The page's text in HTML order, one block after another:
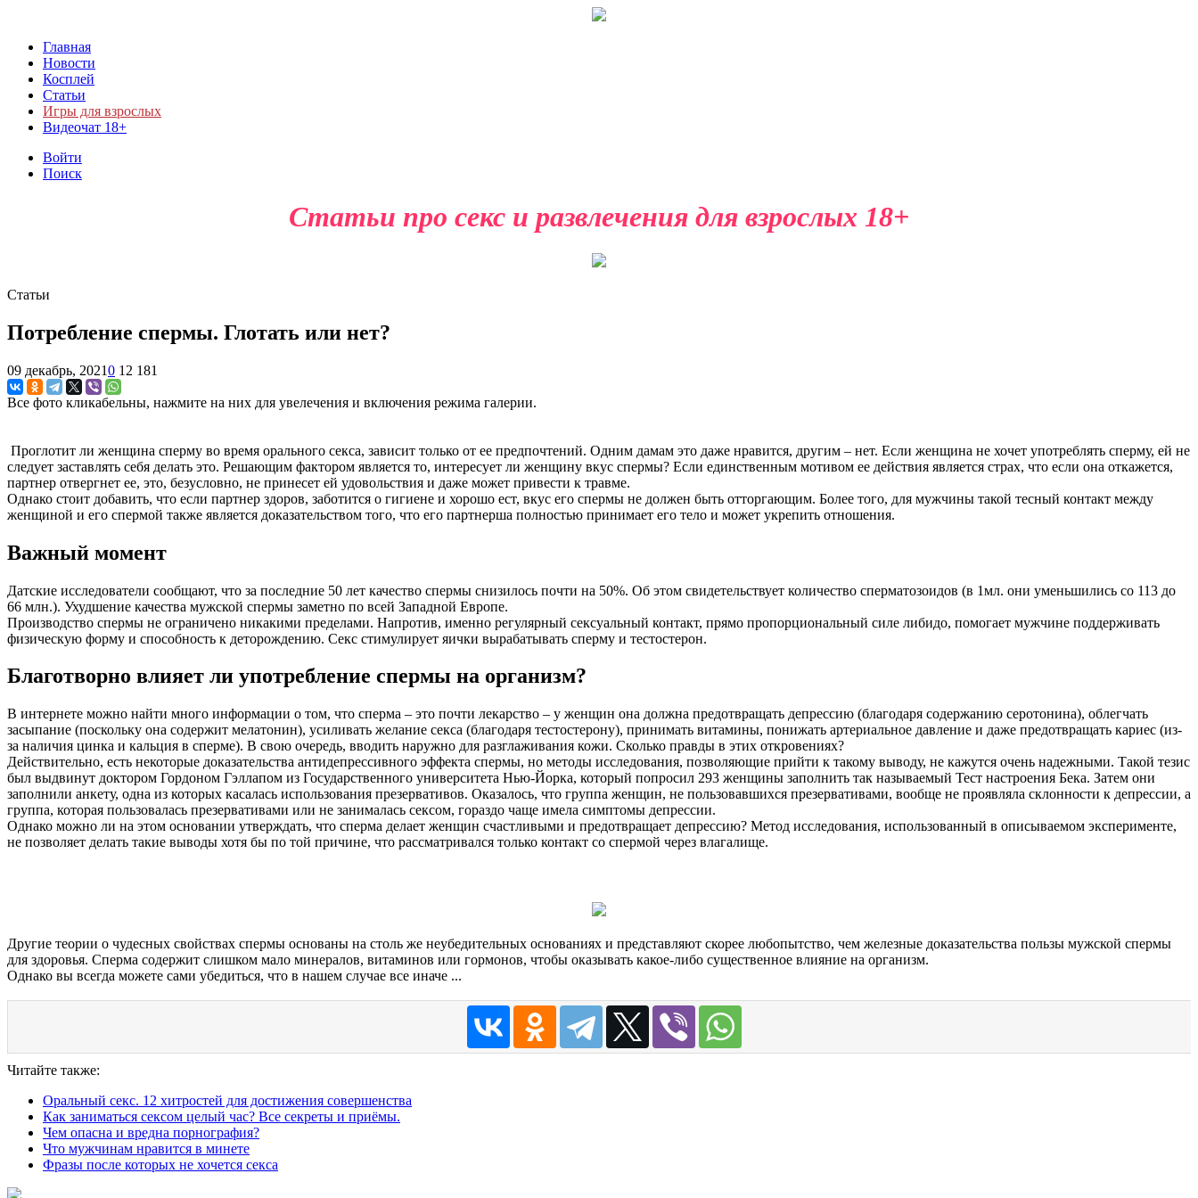
Главная
Новости
Косплей
Статьи
Игры для взрослых
Видеочат 18+
Войти
Поиск
Статьи про секс и развлечения для взрослых 18+
Статьи
Потребление спермы. Глотать или нет?
09 декабрь, 20210 12 181
Все фото кликабельны, нажмите на них для увелечения и включения режима галерии.
Проглотит ли женщина сперму во время орального секса, зависит только от ее предпочтений. Одним дамам это даже нравится, другим – нет. Если женщина не хочет употреблять сперму, ей не
следует заставлять себя делать это. Решающим фактором является то, интересует ли женщину вкус спермы? Если единственным мотивом ее действия является страх, что если она откажется,
партнер отвергнет ее, это, безусловно, не принесет ей удовольствия и даже может привести к травме.
Однако стоит добавить, что если партнер здоров, заботится о гигиене и хорошо ест, вкус его спермы не должен быть отторгающим. Более того, для мужчины такой тесный контакт между
женщиной и его спермой также является доказательством того, что его партнерша полностью принимает его тело и может укрепить отношения.
Важный момент
Датские исследователи сообщают, что за последние 50 лет качество спермы снизилось почти на 50%. Об этом свидетельствует количество сперматозоидов (в 1мл. они уменьшились со 113 до
66 млн.). Ухудшение качества мужской спермы заметно по всей Западной Европе.
Производство спермы не ограничено никакими пределами. Напротив, именно регулярный сексуальный контакт, прямо пропорциональный силе либидо, помогает мужчине поддерживать
физическую форму и способность к деторождению. Секс стимулирует яички вырабатывать сперму и тестостерон.
Благотворно влияет ли употребление спермы на организм?
В интернете можно найти много информации о том, что сперма – это почти лекарство – у женщин она должна предотвращать депрессию (благодаря содержанию серотонина), облегчать
засыпание (поскольку она содержит мелатонин), усиливать желание секса (благодаря тестостерону), принимать витамины, понижать артериальное давление и даже предотвращать кариес (из-
за наличия цинка и кальция в сперме). В свою очередь, вводить наружно для разглаживания кожи. Сколько правды в этих откровениях?
Действительно, есть некоторые доказательства антидепрессивного эффекта спермы, но методы исследования, позволяющие прийти к такому выводу, не кажутся очень надежными. Такой тезис
был выдвинут доктором Гордоном Гэллапом из Государственного университета Нью-Йорка, который попросил 293 женщины заполнить так называемый Тест настроения Бека. Затем они
заполнили анкету, одна из которых касалась использования презервативов. Оказалось, что группа женщин, не пользовавшихся презервативами, вообще не проявляла склонности к депрессии, а
группа, которая пользовалась презервативами или не занималась сексом, гораздо чаще имела симптомы депрессии.
Однако можно ли на этом основании утверждать, что сперма делает женщин счастливыми и предотвращает депрессию? Метод исследования, использованный в описываемом эксперименте,
не позволяет делать такие выводы хотя бы по той причине, что рассматривался только контакт со спермой через влагалище.
Другие теории о чудесных свойствах спермы основаны на столь же неубедительных основаниях и представляют скорее любопытство, чем железные доказательства пользы мужской спермы
для здоровья. Сперма содержит слишком мало минералов, витаминов или гормонов, чтобы оказывать какое-либо существенное влияние на организм.
Однако вы всегда можете сами убедиться, что в нашем случае все иначе ...
Читайте также:
Оральный секс. 12 хитростей для достижения совершенства
Как заниматься сексом целый час? Все секреты и приёмы.
Чем опасна и вредна порнография?
Что мужчинам нравится в минете
Фразы после которых не хочется секса